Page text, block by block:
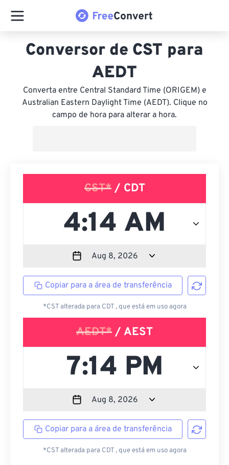
Conversor de CST para
AEDT
Converta entre Central Standard Time (ORIGEM) e
Australian Eastern Daylight Time (AEDT). Clique no
campo de hora para alterar a hora.
CST*/ CDT
Copiar para a área de transferência
*CST alterada para CDT , que está em uso agora
AEDT* / AEST
Copiar para a área de transferência
*CST alterada para CDT , que está em uso agora